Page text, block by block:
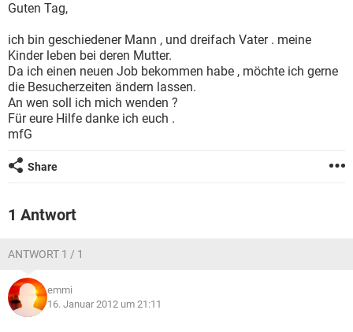
Guten Tag,
ich bin geschiedener Mann , und dreifach Vater . meine
Kinder leben bei deren Mutter.
Da ich einen neuen Job bekommen habe , möchte ich gerne
die Besucherzeiten ändern lassen.
An wen soll ich mich wenden ?
Für eure Hilfe danke ich euch .
mfG
Share
1 Antwort
ANTWORT 1 / 1
emmi
16. Januar 2012 um 21:11